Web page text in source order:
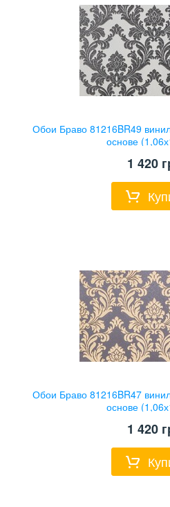
Обои Браво 81216BR49
основе
1 420
Обои Браво 81216BR47
основе
1 420